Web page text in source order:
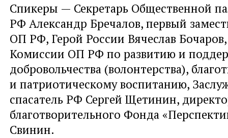
Спикеры — Секретарь Общественной
РФ Александр Бречалов, первый
ОП РФ, Герой России Вячеслав
Комиссии ОП РФ по развитию и
добровольчества (волонтерства),
и патриотическому воспитанию,
спасатель РФ Сергей Щетинин,
благотворительного Фонда
Свинин.